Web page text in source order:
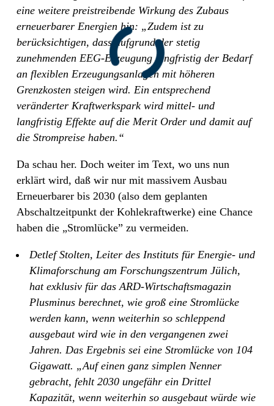
eine weitere preistreibende Wirkung des Zubaus
erneuerbarer Energien hin: „Zudem ist zu
berücksichtigen, dass aufgrund der stetig
zunehmenden EEG-Erzeugung langfristig der Bedarf
an flexiblen Erzeugungsanlagen mit höheren
Grenzkosten steigen wird. Ein entsprechend
veränderter Kraftwerkspark wird mittel- und
langfristig Effekte auf die Merit Order und damit auf
die Strompreise haben.“
Da schau her. Doch weiter im Text, wo uns nun
erklärt wird, daß wir nur mit massivem Ausbau
Erneuerbarer bis 2030 (also dem geplanten
Abschaltzeitpunkt der Kohlekraftwerke) eine Chance
haben die „Stromlücke” zu vermeiden.
Detlef Stolten, Leiter des Instituts für Energie- und
Klimaforschung am Forschungszentrum Jülich,
hat exklusiv für das ARD-Wirtschaftsmagazin
Plusminus berechnet, wie groß eine Stromlücke
werden kann, wenn weiterhin so schleppend
ausgebaut wird wie in den vergangenen zwei
Jahren. Das Ergebnis sei eine Stromlücke von 104
Gigawatt. „Auf einen ganz simplen Nenner
gebracht, fehlt 2030 ungefähr ein Drittel
Kapazität, wenn weiterhin so ausgebaut würde wie